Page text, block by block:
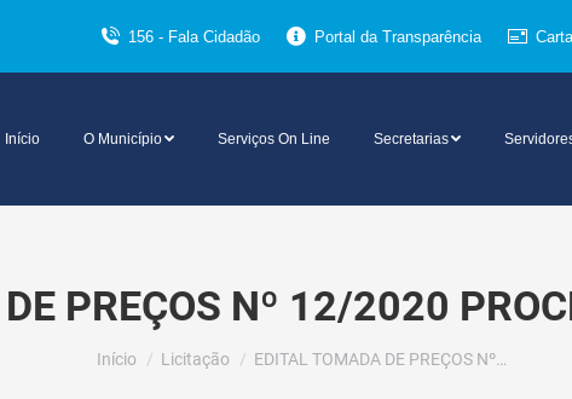
156 - Fala Cidadão Portal da Transparência
Início O Município Serviços On Line Secretarias
PREÇOS Nº 12/2020
Você está aqui:
Início Licitação EDITAL TOMADA DE PREÇOS Nº…